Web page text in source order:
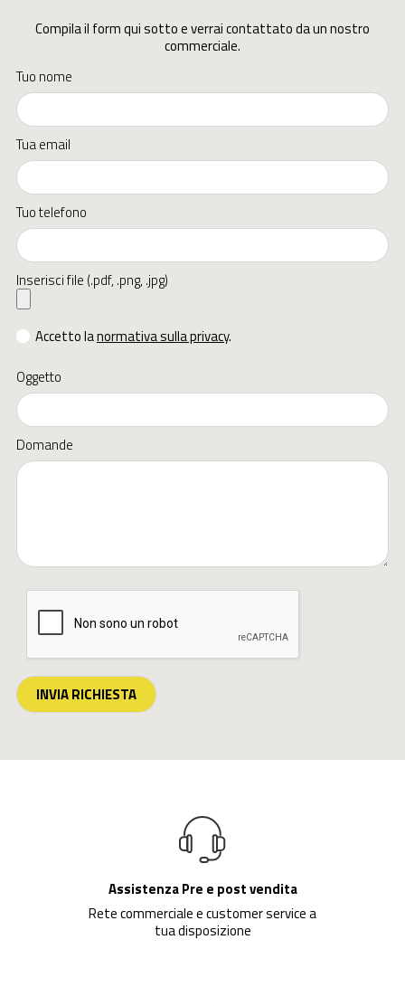
Compila il form qui sotto e verrai contattato da un nostro
commerciale.
Tuo nome
Tua email
Tuo telefono
Inserisci file (.pdf, .png, .jpg)
Accetto lanormativa sulla privacy.
Oggetto
Domande
INVIA RICHIESTA
Assistenza Pre e post vendita
Rete commerciale e customer service a
tua disposizione